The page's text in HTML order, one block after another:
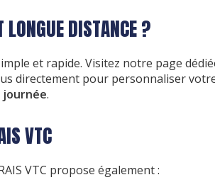
LONGUE DISTANCE ?
et rapide. Visitez notre page
directement pour personnaliser
.
VTC
VTC propose également :